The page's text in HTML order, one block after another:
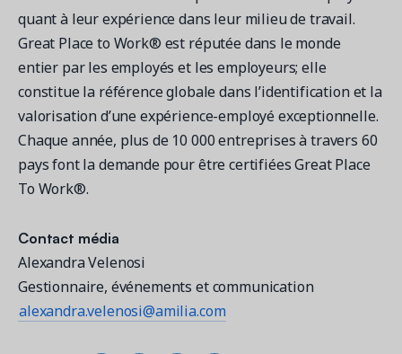
quant à leur expérience dans leur milieu de travail.
Great Place to Work® est réputée dans le monde
entier par les employés et les employeurs; elle
constitue la référence globale dans l’identification et la
valorisation d’une expérience-employé exceptionnelle.
Chaque année, plus de 10 000 entreprises à travers 60
pays font la demande pour être certifiées Great Place
To Work®.
Contact média
Alexandra Velenosi
Gestionnaire, événements et communication
alexandra.velenosi@amilia.com